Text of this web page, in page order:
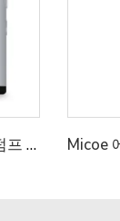
Micoe 75도 R290 올인원 벽걸이 공기-물 열펌프 온수기